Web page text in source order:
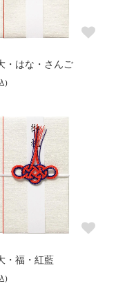
・はな・さんご
)
・福・紅藍
)